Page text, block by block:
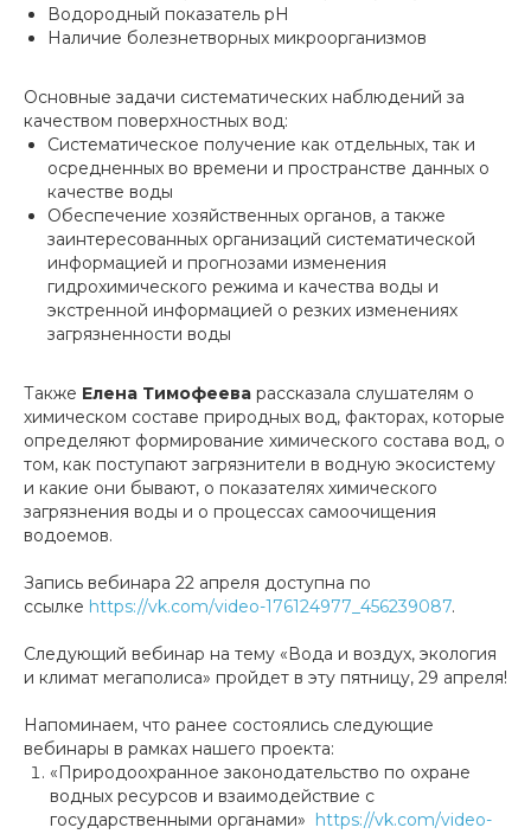
Водородный показатель pH
Наличие болезнетворных микроорганизмов
Основные задачи систематических наблюдений за
качеством поверхностных вод:
Систематическое получение как отдельных, так и
осредненных во времени и пространстве данных о
качестве воды
Обеспечение хозяйственных органов, а также
заинтересованных организаций систематической
информацией и прогнозами изменения
гидрохимического режима и качества воды и
экстренной информацией о резких изменениях
загрязненности воды
Также Елена Тимофеева рассказала слушателям о
химическом составе природных вод, факторах, которые
определяют формирование химического состава вод, о
том, как поступают загрязнители в водную экосистему
и какие они бывают, о показателях химического
загрязнения воды и о процессах самоочищения
водоемов.
Запись вебинара 22 апреля доступна по
ссылке https://vk.com/video-176124977_456239087.
Следующий вебинар на тему «Вода и воздух, экология
и климат мегаполиса» пройдет в эту пятницу, 29 апреля!
Напоминаем, что ранее состоялись следующие
вебинары в рамках нашего проекта:
«Природоохранное законодательство по охране
водных ресурсов и взаимодействие с
государственными органами» https://vk.com/video-